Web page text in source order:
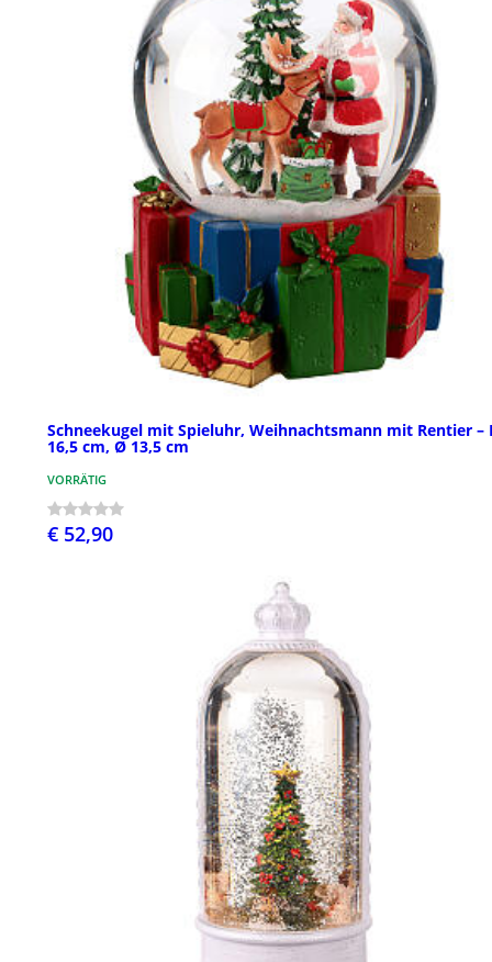
Schneekugel mit Spieluhr, Weihnachtsmann mit Rentier –
16,5 cm, Ø 13,5 cm
VORRÄTIG
€ 52,90